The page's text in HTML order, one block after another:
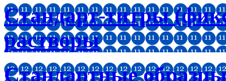
Стандарт-титры
растворы
Стандартные